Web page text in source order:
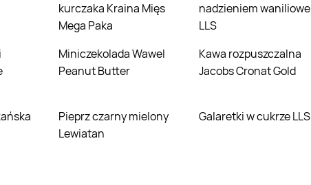
kurczaka Kraina Mięs
Mega Paka
nadzieniem waniliowe
LLS
Miniczekolada Wawel
Peanut Butter
Kawa rozpuszczalna
Jacobs Cronat Gold
Pieprz czarny mielony
Lewiatan
Galaretki w cukrze LLS